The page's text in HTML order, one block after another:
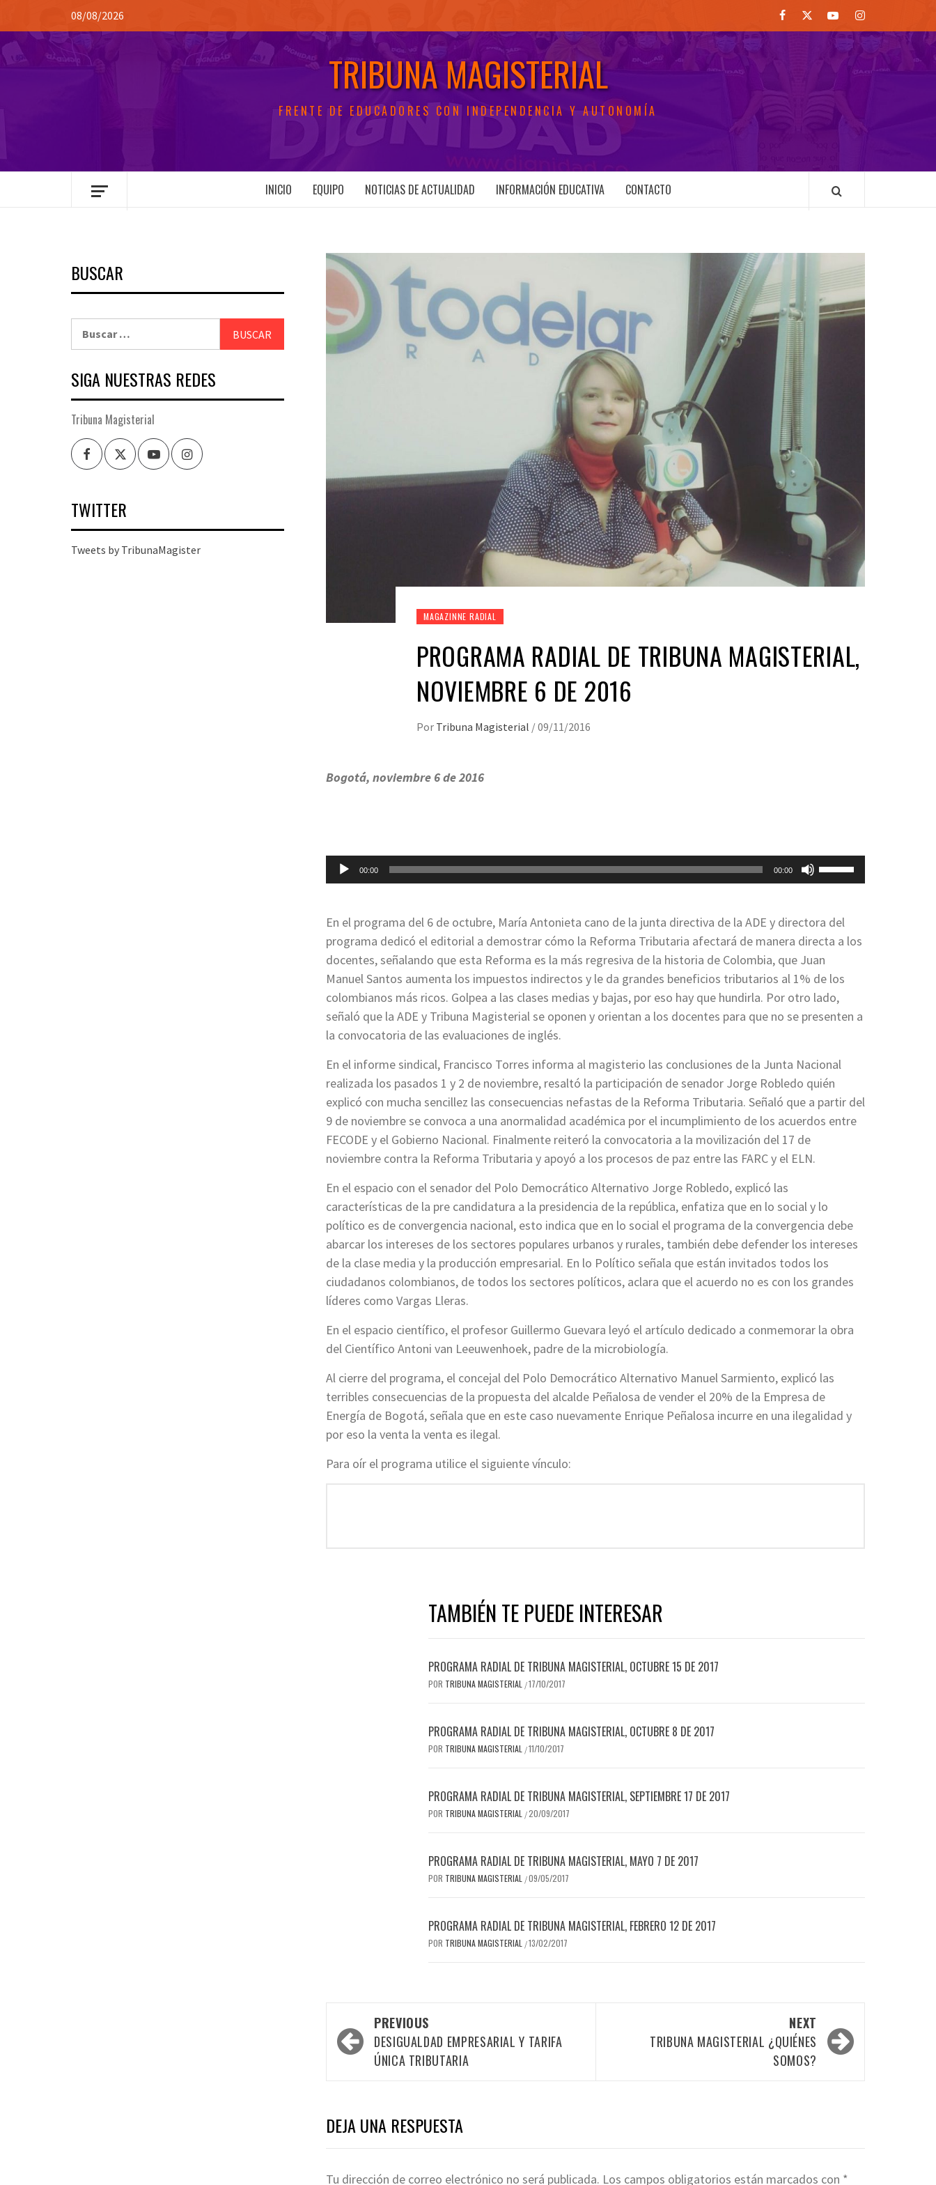
contenido
08/08/2026 FacebookTwitterYoutubeInstagram
TRIBUNA MAGISTERIAL
FRENTE DE EDUCADORES CON INDEPENDENCIA Y AUTONOMÍA
INICIO EQUIPO NOTICIAS DE ACTUALIDAD INFORMACIÓN EDUCATIVA CONTACTO
MAGAZINNE RADIAL
PROGRAMA RADIAL DE TRIBUNA MAGISTERIAL,
NOVIEMBRE 6 DE 2016
Por Tribuna Magisterial /09/11/2016
Bogotá, noviembre 6 de 2016
Reproductor
de
00:00 00:00
Utiliza
las
de
flecha
arriba/abajo
para
aumentar
o
volumen.
En el programa del 6 de octubre, María Antonieta cano de la junta directiva de la ADE y directora del
programa dedicó el editorial a demostrar cómo la Reforma Tributaria afectará de manera directa a los
docentes, señalando que esta Reforma es la más regresiva de la historia de Colombia, que Juan
Manuel Santos aumenta los impuestos indirectos y le da grandes beneficios tributarios al 1% de los
colombianos más ricos. Golpea a las clases medias y bajas, por eso hay que hundirla. Por otro lado,
señaló que la ADE y Tribuna Magisterial se oponen y orientan a los docentes para que no se presenten a
la convocatoria de las evaluaciones de inglés.
En el informe sindical, Francisco Torres informa al magisterio las conclusiones de la Junta Nacional
realizada los pasados 1 y 2 de noviembre, resaltó la participación de senador Jorge Robledo quién
explicó con mucha sencillez las consecuencias nefastas de la Reforma Tributaria. Señaló que a partir del
9 de noviembre se convoca a una anormalidad académica por el incumplimiento de los acuerdos entre
FECODE y el Gobierno Nacional. Finalmente reiteró la convocatoria a la movilización del 17 de
noviembre contra la Reforma Tributaria y apoyó a los procesos de paz entre las FARC y el ELN.
En el espacio con el senador del Polo Democrático Alternativo Jorge Robledo, explicó las
características de la pre candidatura a la presidencia de la república, enfatiza que en lo social y lo
político es de convergencia nacional, esto indica que en lo social el programa de la convergencia debe
abarcar los intereses de los sectores populares urbanos y rurales, también debe defender los intereses
de la clase media y la producción empresarial. En lo Político señala que están invitados todos los
ciudadanos colombianos, de todos los sectores políticos, aclara que el acuerdo no es con los grandes
líderes como Vargas Lleras.
En el espacio científico, el profesor Guillermo Guevara leyó el artículo dedicado a conmemorar la obra
del Científico Antoni van Leeuwenhoek, padre de la microbiología.
Al cierre del programa, el concejal del Polo Democrático Alternativo Manuel Sarmiento, explicó las
terribles consecuencias de la propuesta del alcalde Peñalosa de vender el 20% de la Empresa de
Energía de Bogotá, señala que en este caso nuevamente Enrique Peñalosa incurre en una ilegalidad y
por eso la venta la venta es ilegal.
Para oír el programa utilice el siguiente vínculo:
TAMBIÉN TE PUEDE INTERESAR
PROGRAMA RADIAL DE TRIBUNA MAGISTERIAL, OCTUBRE 15 DE 2017
POR TRIBUNA MAGISTERIAL /17/10/2017
PROGRAMA RADIAL DE TRIBUNA MAGISTERIAL, OCTUBRE 8 DE 2017
POR TRIBUNA MAGISTERIAL /11/10/2017
PROGRAMA RADIAL DE TRIBUNA MAGISTERIAL, SEPTIEMBRE 17 DE 2017
POR TRIBUNA MAGISTERIAL /20/09/2017
PROGRAMA RADIAL DE TRIBUNA MAGISTERIAL, MAYO 7 DE 2017
POR TRIBUNA MAGISTERIAL /09/05/2017
PROGRAMA RADIAL DE TRIBUNA MAGISTERIAL, FEBRERO 12 DE 2017
POR TRIBUNA MAGISTERIAL /13/02/2017
Post
navigation
PREVIOUS
DESIGUALDAD EMPRESARIAL Y TARIFA
ÚNICA TRIBUTARIA
NEXT
TRIBUNA MAGISTERIAL ¿QUIÉNES
SOMOS?
DEJA UNA RESPUESTA
Tu dirección de correo electrónico no será publicada. Los campos obligatorios están marcados con *
BUSCAR
SIGA NUESTRAS REDES
Tribuna Magisterial
FacebookTwitterYoutubeInstagram
TWITTER
Tweets by TribunaMagister